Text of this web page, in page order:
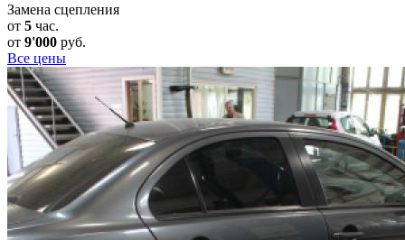
Замена сцепления
от 5 час.
от 9'000 руб.
Все цены